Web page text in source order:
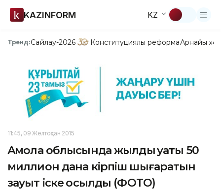
KAZINFORM KZ
Тренд:Сайлау-2026 Конституциялық реформаАрнайы
11:45, 09 Желтоқсан 2015
Ақмола облысында жылдық қуаты 50
миллион дана кірпіш шығаратын
зауыт іске қосылды (ФОТО)